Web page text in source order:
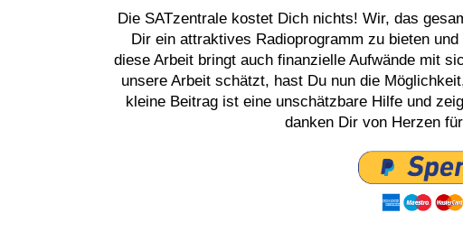
Die SATzentrale kostet Dich nichts! Wir, das
Dir ein attraktives Radioprogramm zu bieten
diese Arbeit bringt auch finanzielle Aufwände mit
unsere Arbeit schätzt, hast Du nun die
kleine Beitrag ist eine unschätzbare Hilfe und
danken Dir von Herzen